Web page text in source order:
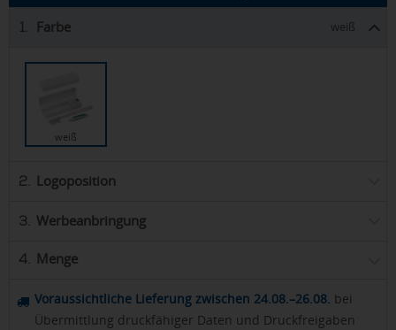
1. Farbe weiß
weiß
2. Logoposition
3. Werbeanbringung
4. Menge
Voraussichtliche Lieferung zwischen 24.08.–26.08. bei
Übermittlung druckfähiger Daten und Druckfreigaben